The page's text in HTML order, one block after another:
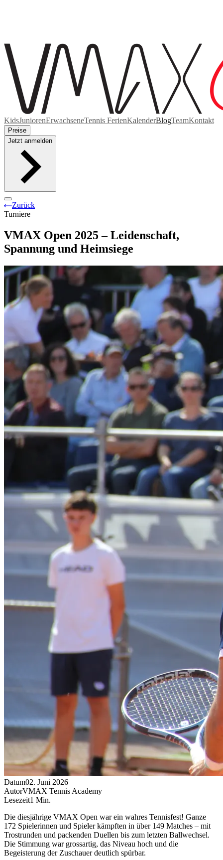
KidsJuniorenErwachseneTennis FerienKalenderBlogTeamKontakt
Preise
Jetzt anmelden
Zurück
Turniere
VMAX Open 2025 – Leidenschaft,
Spannung und Heimsiege
Datum02. Juni 2026
AutorVMAX Tennis Academy
Lesezeit1 Min.
Die diesjährige VMAX Open war ein wahres Tennisfest! Ganze
172 Spielerinnen und Spieler kämpften in über 149 Matches – mit
Trostrunden und packenden Duellen bis zum letzten Ballwechsel.
Die Stimmung war grossartig, das Niveau hoch und die
Begeisterung der Zuschauer deutlich spürbar.